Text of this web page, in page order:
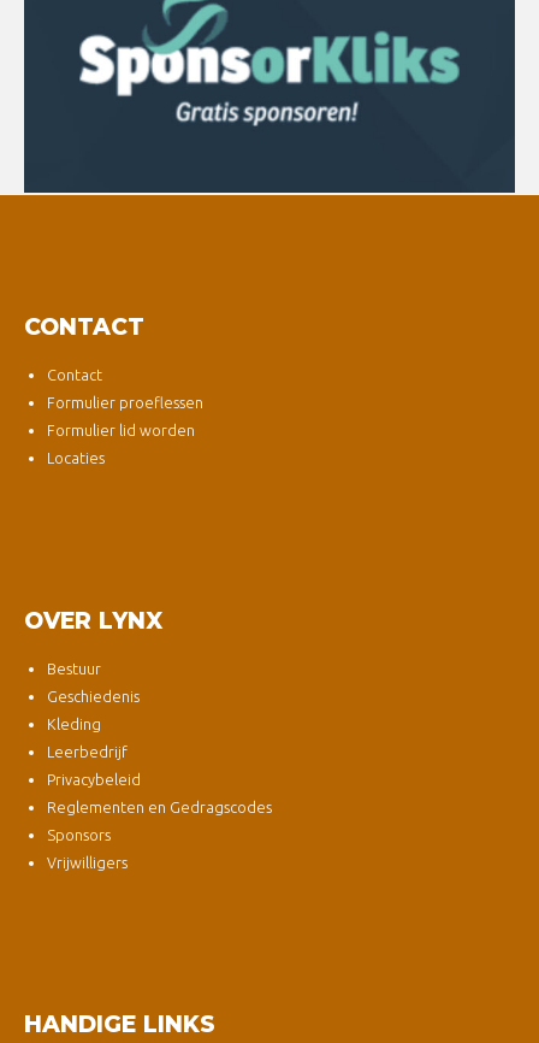
CONTACT
Contact
Formulier proeflessen
Formulier lid worden
Locaties
OVER LYNX
Bestuur
Geschiedenis
Kleding
Leerbedrijf
Privacybeleid
Reglementen en Gedragscodes
Sponsors
Vrijwilligers
HANDIGE LINKS